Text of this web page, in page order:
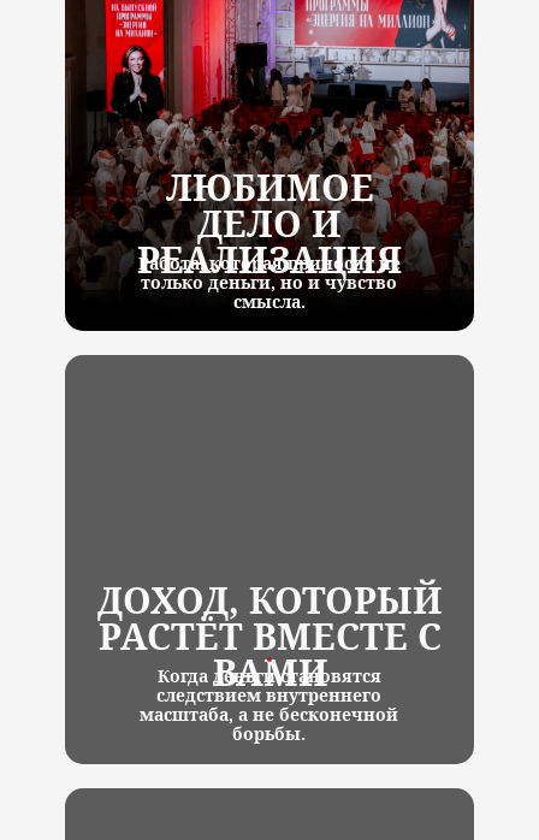
ЛЮБИМОЕ
ДЕЛО И
РЕАЛИЗАЦИЯ
Работа, которая приносит не
только деньги, но и чувство
смысла.
ДОХОД, КОТОРЫЙ
РАСТЁТ ВМЕСТЕ С
ВАМИ
Когда деньги становятся
следствием внутреннего
масштаба, а не бесконечной
борьбы.